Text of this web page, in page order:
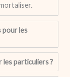
pour les
particuliers ?